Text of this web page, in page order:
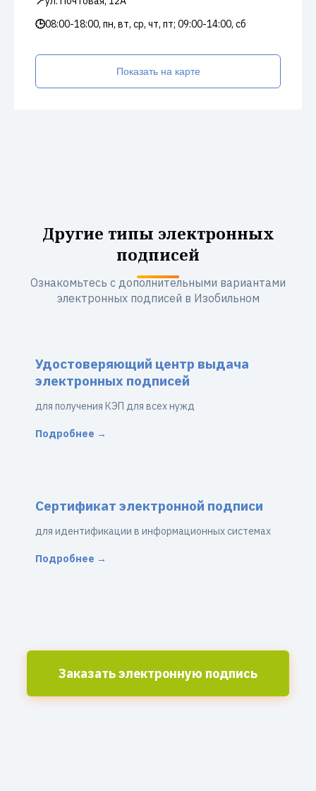
🕒08:00-18:00, пн, вт, ср, чт, пт; 09:00-14:00, сб
Показать на карте
Другие типы электронных
подписей
Ознакомьтесь с дополнительными вариантами
электронных подписей в Изобильном
Удостоверяющий центр выдача
электронных подписей
для получения КЭП для всех нужд
Подробнее →
Сертификат электронной подписи
для идентификации в информационных системах
Подробнее →
Заказать электронную подпись